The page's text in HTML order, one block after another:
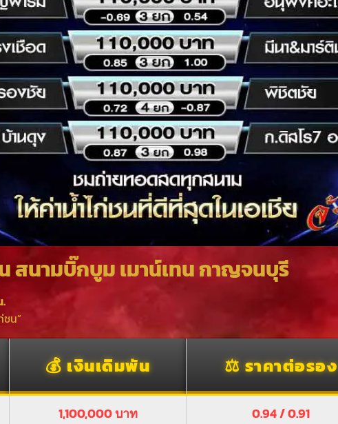
สนามบิ๊กบูม เมาน์เทน กาญจนบุรี
.
ชน”
💰 เงินเดิมพัน ⚖️ ราคาต่อรอง
1,100,000 บาท 0.94 / 0.91